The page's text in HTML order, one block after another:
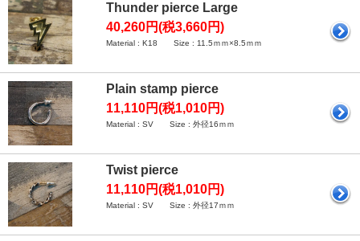
Thunder pierce Large
40,260円(税3,660円)
Material : K18 Size : 11.5ｍｍ×8.5ｍｍ
Plain stamp pierce
11,110円(税1,010円)
Material : SV Size : 外径16ｍｍ
Twist pierce
11,110円(税1,010円)
Material : SV Size : 外径17ｍｍ